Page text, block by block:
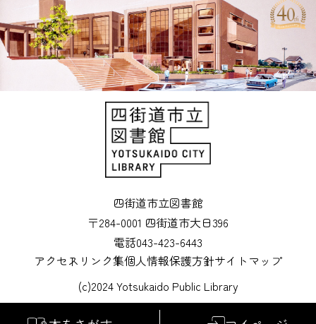
四街道市立図書館
〒284-0001 四街道市大日396
電話043-423-6443
アクセス リンク集個人情報保護方針サイトマップ
(c)2024 Yotsukaido Public Library